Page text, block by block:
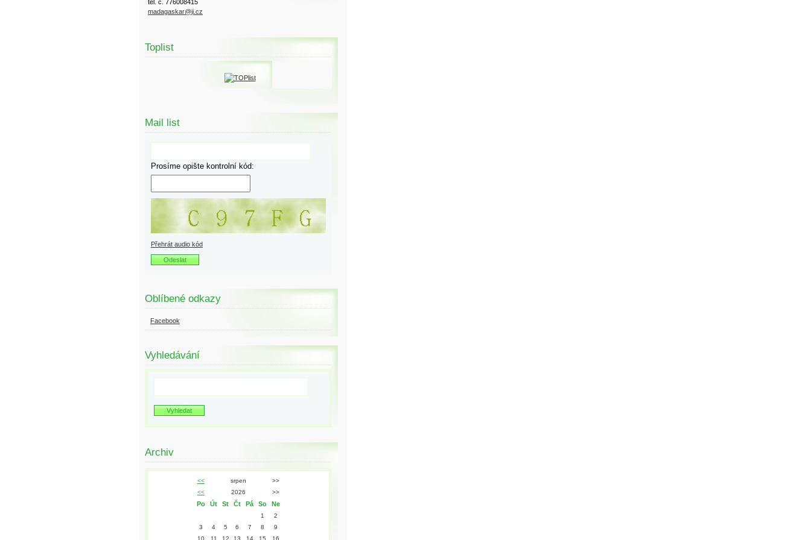
tel. č. 776008415
madagaskar@ji.cz
Toplist
Mail list
Prosíme opište kontrolní kód:
Přehrát audio kód
Oblíbené odkazy
Facebook
Vyhledávání
Archiv
<< srpen
>>
<<
2026 >>
Po Út St Čt Pá So Ne
1
2
3
4 5 6 7 8
9
10
11 12 13 14 15 16